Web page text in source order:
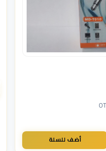
أضف للسلة